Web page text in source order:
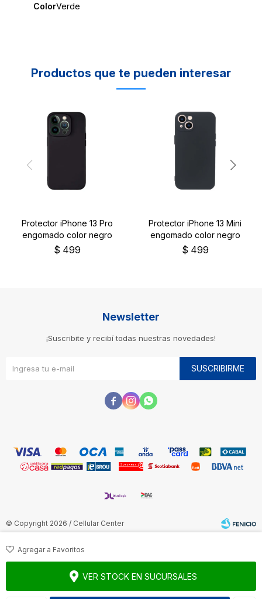
VER STOCK EN SUCURSALES
ColorVerde
Productos que te pueden interesar
Protector iPhone 13 Pro
engomado color negro
$ 499
Protector iPhone 13 Mini
engomado color negro
$ 499
Newsletter
¡Suscribite y recibí todas nuestras novedades!
SUSCRIBIRME
  
© Copyright 2026 / Cellular Center